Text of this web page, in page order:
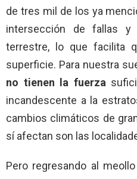
de tres mil de los ya
intersección de fallas
terrestre, lo que facilita
superficie. Para nuestra
no tienen la fuerza
incandescente a la
cambios climáticos de
sí afectan son las
Pero regresando al